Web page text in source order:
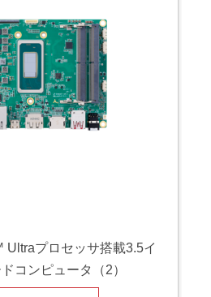
プロセッサ搭載3.5イ
コンピュータ（2）